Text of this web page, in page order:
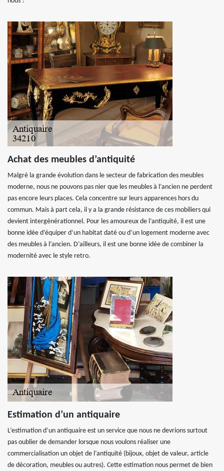
Achat des meubles d’antiquité
Malgré la grande évolution dans le secteur de fabrication des meubles
moderne, nous ne pouvons pas nier que les meubles à l’ancien ne perdent
pas encore leurs places. Cela concentre sur leurs apparences hors du
commun. Mais à part cela, il y a la grande résistance de ces mobiliers qui
devient intergénérationnel. Pour les amoureux de l’antiquité, il est une
bonne idée d’équiper d’un habitat daté ou d’un logement moderne avec
des meubles à l’ancien. D’ailleurs, il est une bonne idée de combiner la
modernité avec le style retro.
Estimation d’un antiquaire
L’estimation d’un antiquaire est un service que nous ne devrions surtout
pas oublier de demander lorsque nous voulons réaliser une
commercialisation un objet de l’antiquité (bijoux, objet de valeur, article
de décoration, meubles ou autres). Cette estimation nous permet de bien